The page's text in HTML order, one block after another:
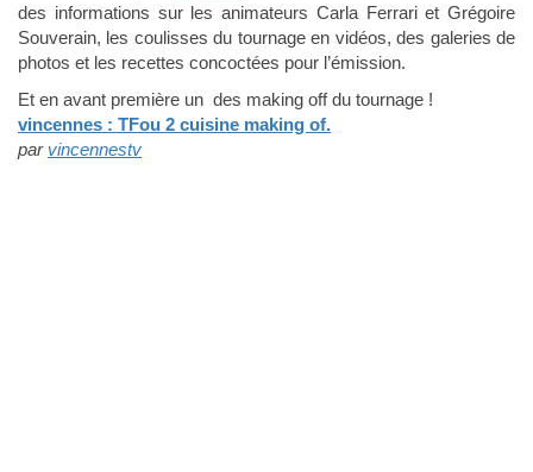
des informations sur les animateurs Carla Ferrari et Grégoire
Souverain, les coulisses du tournage en vidéos, des galeries de
photos et les recettes concoctées pour l’émission.
Et en avant première un des making off du tournage !
vincennes : TFou 2 cuisine making of.
par vincennestv